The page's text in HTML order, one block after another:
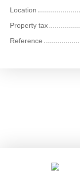
Location
Property tax
Reference